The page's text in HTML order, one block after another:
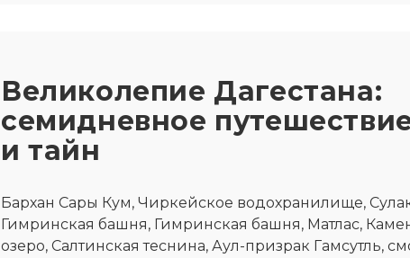
Великолепие Дагестана:
семидневное
и тайн
Бархан Сары Кум, Чиркейское водохранилище,
Гимринская башня, Гимринская башня, Матлас,
озеро, Салтинская теснина, Аул-призрак Гамсутль,